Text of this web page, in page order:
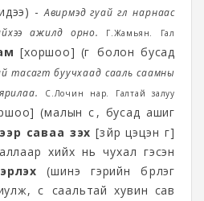
идээ) -Авирмэд гуай өглөө нарнаас
ажилд орно.
Г.Жамьян. Гал
[хоршоо] (гүү болон бусад
тасагт буучхаад сааль саамны
С.Лочин нар. Галтай залуу
(малын сүү, бусад ашиг
саваа зэх [зүйр цэцэн үг]
хийх нь чухал гэсэн
(шинэ гэрийн бүрлэг
сүү саальтай хувин сав